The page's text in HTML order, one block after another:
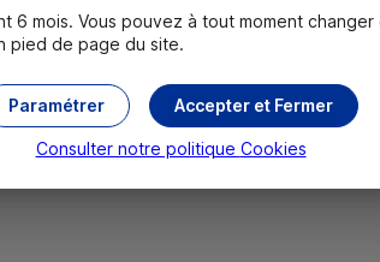
6 mois. Vous pouvez à tout moment changer
pied de page du site.
Accepter et Fermer
Paramétrer
Consulter notre politique Cookies